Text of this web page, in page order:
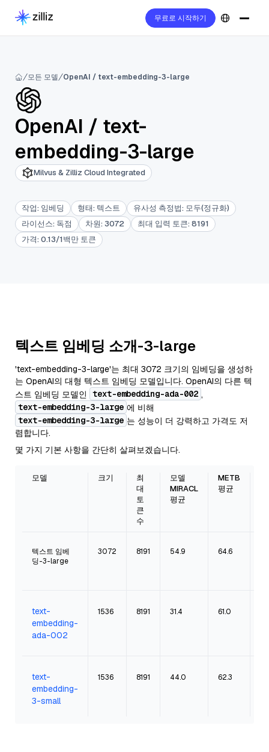
무료로 시작하기
모든 모델 OpenAI / text-embedding-3-large
OpenAI / text-
embedding-3-large
Milvus & Zilliz Cloud Integrated
작업: 임베딩 형태: 텍스트 유사성 측정법: 모두(정규화)
라이선스: 독점 차원: 3072 최대 입력 토큰: 8191
가격: 0.13/1백만 토큰
텍스트 임베딩 소개-3-large
'text-embedding-3-large'는 최대 3072 크기의 임베딩을 생성하
는 OpenAI의 대형 텍스트 임베딩 모델입니다. OpenAI의 다른 텍
스트 임베딩 모델인
text-embedding-ada-002 ,
text-embedding-3-large 에 비해
text-embedding-3-large 는 성능이 더 강력하고 가격도 저
렴합니다.
몇 가지 기본 사항을 간단히 살펴보겠습니다.
모델 크기
최
대
토
큰
수
모델
MIRACL
평균
METB
평균
텍스트 임베
딩-3-large
3072 8191 54.9 64.6
text-
embedding-
ada-002
1536 8191 31.4 61.0
text-
embedding-
3-small
1536 8191 44.0 62.3